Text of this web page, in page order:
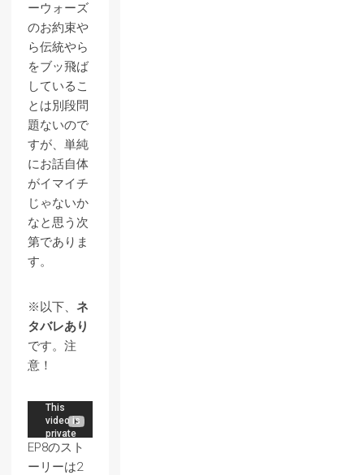
ーウォーズ
のお約束や
ら伝統やら
をブッ飛ば
しているこ
とは別段問
題ないので
すが、単純
にお話自体
がイマイチ
じゃないか
なと思う次
第でありま
す。
※以下、 ネ
タバレあり
です。注
意！
EP8のスト
ーリーは2